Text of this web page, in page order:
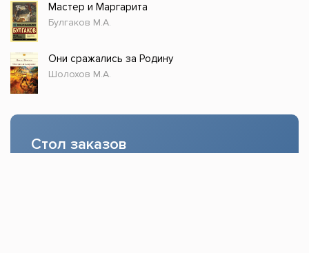
Мастер и Маргарита
Булгаков М.А.
Они сражались за Родину
Шолохов М.А.
Стол заказов